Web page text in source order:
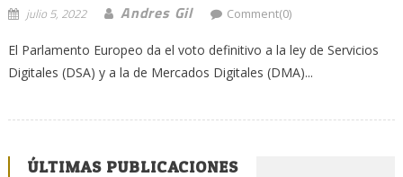
julio 5, 2022 Andres Gil Comment(0)
El Parlamento Europeo da el voto definitivo a la ley de Servicios
Digitales (DSA) y a la de Mercados Digitales (DMA)...
ÚLTIMAS PUBLICACIONES